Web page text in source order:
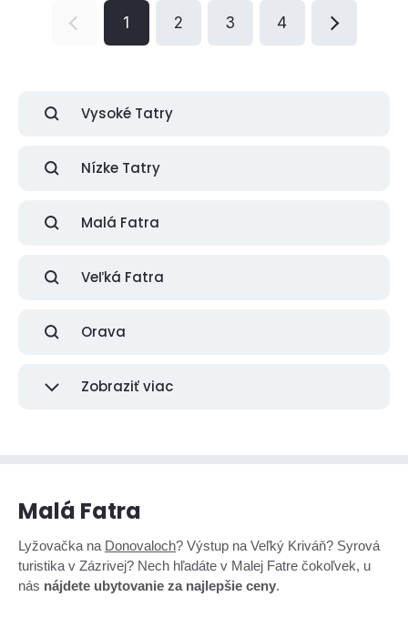
1 2 3 4
Vysoké Tatry
Nízke Tatry
Malá Fatra
Veľká Fatra
Orava
Zobraziť viac
Malá Fatra
Lyžovačka na Donovaloch? Výstup na Veľký Kriváň? Syrová
turistika v Zázrivej? Nech hľadáte v Malej Fatre čokoľvek, u
nás nájdete ubytovanie za najlepšie ceny.